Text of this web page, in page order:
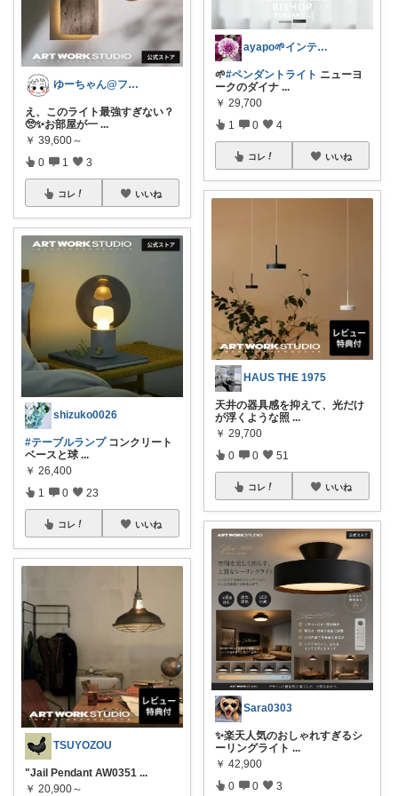
ゆーちゃん@フォロワーさまから購入💕
え、このライト最強すぎない？
🥺✨お部屋が一 ...
￥ 39,600～
0 1 3
コレ いいね
shizuko0026
#テーブルランプコンクリート
ベースと球 ...
￥ 26,400
1 0 23
コレ いいね
TSUYOZOU
"Jail Pendant AW0351 ...
￥ 20,900～
ayapo🌱インテリア&雑貨
🌱#ペンダントライト ニューヨ
ークのダイナ ...
￥ 29,700
1 0 4
コレ いいね
HAUS THE 1975
天井の器具感を抑えて、光だけ
が浮くような照 ...
￥ 29,700
0 0 51
コレ いいね
Sara0303
✨楽天人気のおしゃれすぎるシ
ーリングライト ...
￥ 42,900
0 0 3